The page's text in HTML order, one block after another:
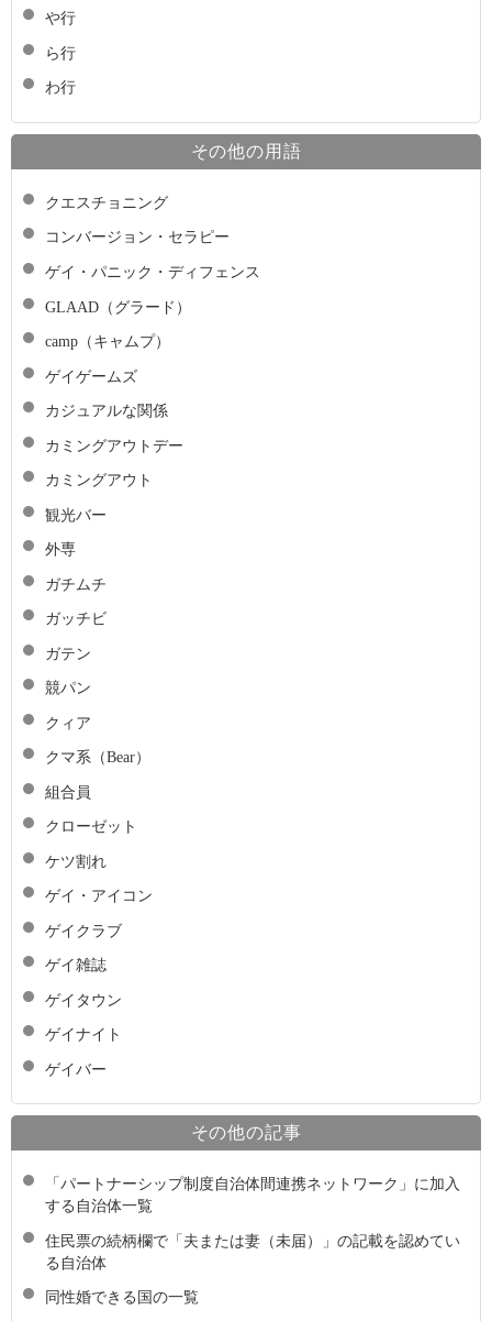
や行
ら行
わ行
その他の用語
クエスチョニング
コンバージョン・セラピー
ゲイ・パニック・ディフェンス
GLAAD（グラード）
camp（キャムプ）
ゲイゲームズ
カジュアルな関係
カミングアウトデー
カミングアウト
観光バー
外専
ガチムチ
ガッチビ
ガテン
競パン
クィア
クマ系（Bear）
組合員
クローゼット
ケツ割れ
ゲイ・アイコン
ゲイクラブ
ゲイ雑誌
ゲイタウン
ゲイナイト
ゲイバー
その他の記事
「パートナーシップ制度自治体間連携ネットワーク」に加入
する自治体一覧
住民票の続柄欄で「夫または妻（未届）」の記載を認めてい
る自治体
同性婚できる国の一覧